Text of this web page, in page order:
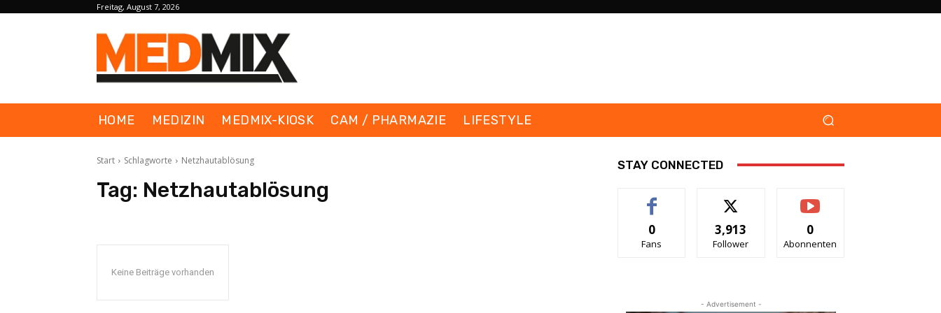
Freitag, August 7, 2026
HOME MEDIZIN MEDMIX-KIOSK CAM / PHARMAZIE LIFESTYLE
Start Schlagworte Netzhautablösung
Tag: Netzhautablösung
Keine Beiträge vorhanden
STAY CONNECTED
0
Fans
3,913
Follower
0
Abonnenten
- Advertisement -